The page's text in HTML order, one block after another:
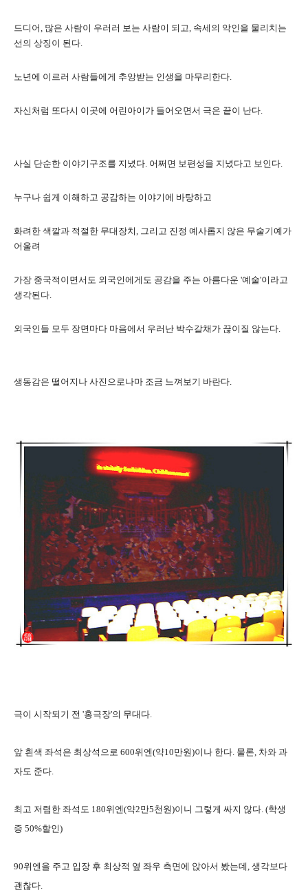
드디어, 많은 사람이 우러러 보는 사람이 되고, 속세의 악인을 물리치는
선의 상징이 된다.
노년에 이르러 사람들에게 추앙받는 인생을 마무리한다.
자신처럼 또다시 이곳에 어린아이가 들어오면서 극은 끝이 난다.
사실 단순한 이야기구조를 지녔다. 어쩌면 보편성을 지녔다고 보인다.
누구나 쉽게 이해하고 공감하는 이야기에 바탕하고
화려한 색깔과 적절한 무대장치, 그리고 진정 예사롭지 않은 무술기예가
어울려
가장 중국적이면서도 외국인에게도 공감을 주는 아름다운 '예술'이라고
생각된다.
외국인들 모두 장면마다 마음에서 우러난 박수갈채가 끊이질 않는다.
생동감은 떨어지나 사진으로나마 조금 느껴보기 바란다.
극이 시작되기 전 '홍극장'의 무대다.
앞 흰색 좌석은 최상석으로 600위엔(약10만원)이나 한다. 물론, 차와 과
자도 준다.
최고 저렴한 좌석도 180위엔(약2만5천원)이니 그렇게 싸지 않다. (학생
증 50%할인)
90위엔을 주고 입장 후 최상적 옆 좌우 측면에 앉아서 봤는데, 생각보다
괜찮다.